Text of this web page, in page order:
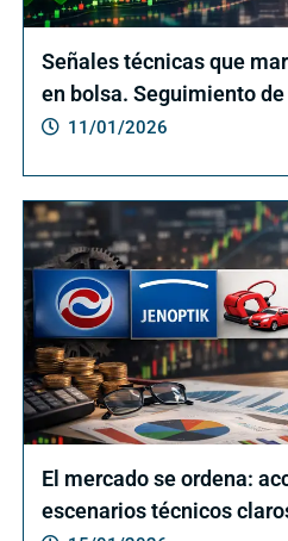
Señales técnicas que
en bolsa. Seguimiento
11/01/2026
El mercado se ordena:
escenarios técnicos